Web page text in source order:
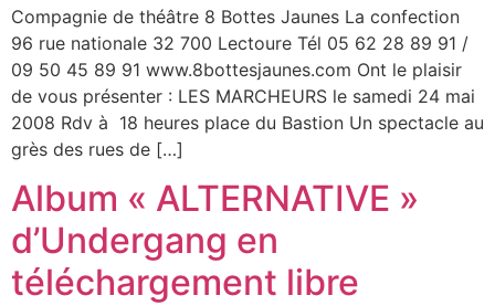
Compagnie de théâtre 8 Bottes Jaunes La confection
96 rue nationale 32 700 Lectoure Tél 05 62 28 89 91 /
09 50 45 89 91 www.8bottesjaunes.com Ont le plaisir
de vous présenter : LES MARCHEURS le samedi 24 mai
2008 Rdv à 18 heures place du Bastion Un spectacle au
grès des rues de […]
Album « ALTERNATIVE »
d’Undergang en
téléchargement libre